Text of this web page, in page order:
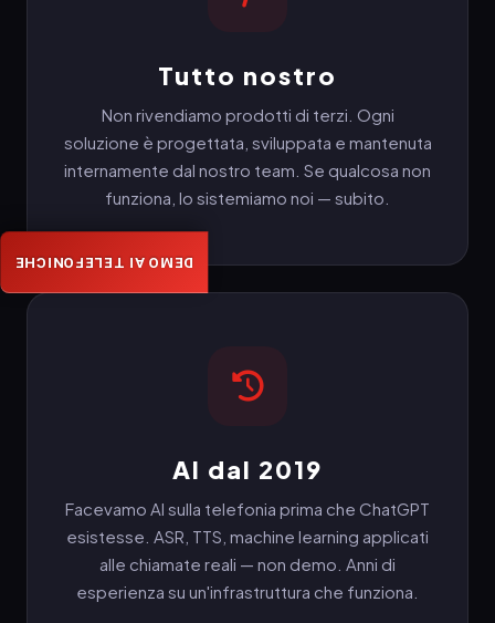
Tutto nostro
Non rivendiamo prodotti di terzi. Ogni
soluzione è progettata, sviluppata e mantenuta
internamente dal nostro team. Se qualcosa non
funziona, lo sistemiamo noi — subito.
AI dal 2019
Facevamo AI sulla telefonia prima che ChatGPT
esistesse. ASR, TTS, machine learning applicati
alle chiamate reali — non demo. Anni di
esperienza su un'infrastruttura che funziona.
DEMO AI TELEFONICHE